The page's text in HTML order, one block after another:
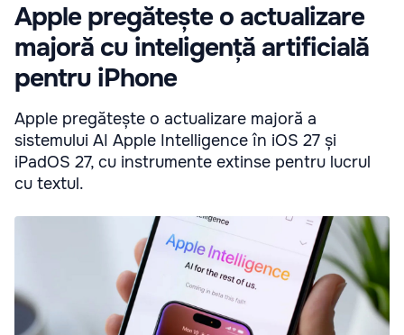
Apple pregătește o actualizare
majoră cu inteligență artificială
pentru iPhone
Apple pregătește o actualizare majoră a
sistemului AI Apple Intelligence în iOS 27 și
iPadOS 27, cu instrumente extinse pentru lucrul
cu textul.